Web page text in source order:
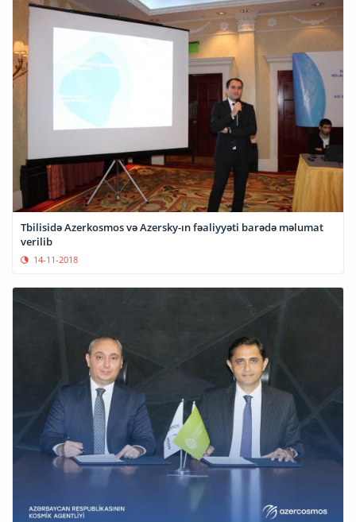
Tbilisidə Azerkosmos və Azersky-ın fəaliyyəti barədə məlumat
verilib
14-11-2018